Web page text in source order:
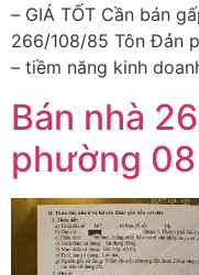
– GIÁ TỐT Cần bán
266/108/85 Tôn Đản
– tiềm năng kinh
Bán nhà
phường